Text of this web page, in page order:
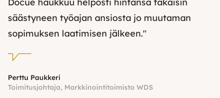
säästyneen työajan ansiosta jo muutaman
sopimuksen laatimisen jälkeen."
Perttu Paukkeri
Toimitusjohtaja, Markkinointitoimisto WDS